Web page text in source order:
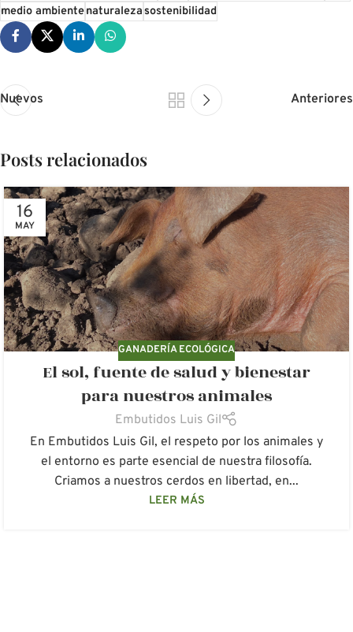
medio ambientenaturalezasostenibilidad
Nuevos Anteriores
Posts relacionados
16
MAY
GANADERÍA ECOLÓGICA
El sol, fuente de salud y bienestar
para nuestros animales
Embutidos Luis Gil
En Embutidos Luis Gil, el respeto por los animales y
el entorno es parte esencial de nuestra filosofía.
Criamos a nuestros cerdos en libertad, en...
LEER MÁS